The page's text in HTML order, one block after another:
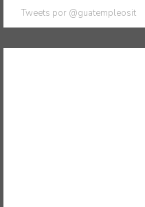
Tweets por @guatempleosit